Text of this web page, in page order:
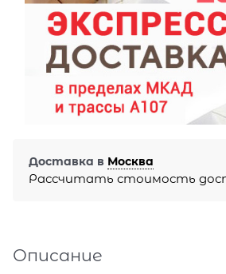
Доставка в Москва
Рассчитать стоимость
Описание